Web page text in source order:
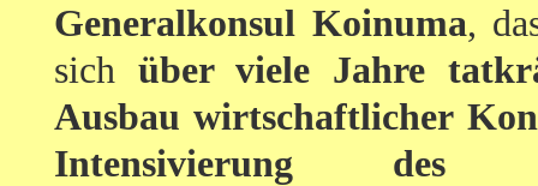
Generalkonsul Koinuma,
sich über viele Jahre
Ausbau wirtschaftlicher
Intensivierung des